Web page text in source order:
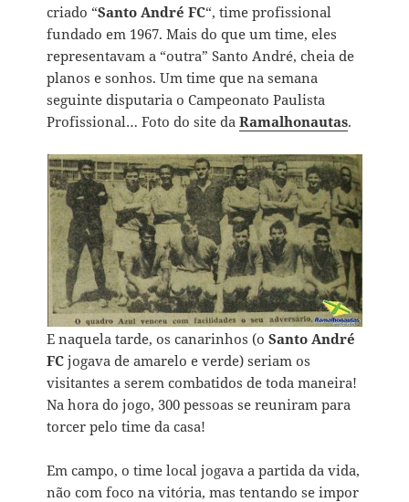
criado “Santo André FC“, time profissional
fundado em 1967. Mais do que um time, eles
representavam a “outra” Santo André, cheia de
planos e sonhos. Um time que na semana
seguinte disputaria o Campeonato Paulista
Profissional… Foto do site daRamalhonautas.
E naquela tarde, os canarinhos (oSanto André
FC jogava de amarelo e verde) seriam os
visitantes a serem combatidos de toda maneira!
Na hora do jogo, 300 pessoas se reuniram para
torcer pelo time da casa!
Em campo, o time local jogava a partida da vida,
não com foco na vitória, mas tentando se impor